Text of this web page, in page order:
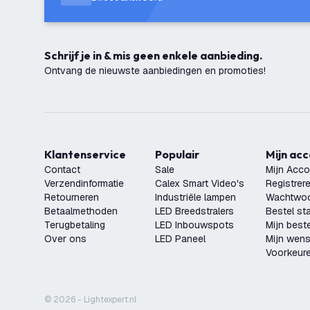
Schrijf je in & mis geen enkele aanbieding.
Ontvang de nieuwste aanbiedingen en promoties!
Klantenservice
Contact
Verzendinformatie
Retourneren
Betaalmethoden
Terugbetaling
Over ons
Populair
Sale
Calex Smart Video's
Industriële lampen
LED Breedstralers
LED Inbouwspots
LED Paneel
Mijn
Mijn
Bestel
Mijn
Mijn
© 2026 - Lightexpert.nl